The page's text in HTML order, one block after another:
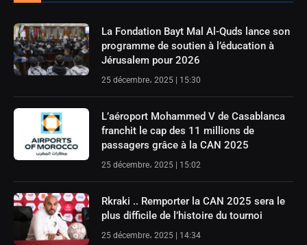
La Fondation Bayt Mal Al-Quds lance son
programme de soutien à l’éducation à
Jérusalem pour 2026
25 décembre، 2025 | 15:30
L’aéroport Mohammed V de Casablanca
franchit le cap des 11 millions de
passagers grâce à la CAN 2025
25 décembre، 2025 | 15:02
Rkraki .. Remporter la CAN 2025 sera le
plus difficile de l’histoire du tournoi
25 décembre، 2025 | 14:34